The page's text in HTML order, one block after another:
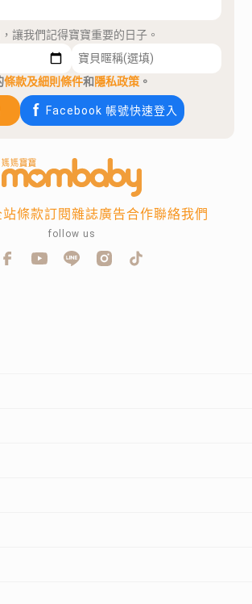
讓我們記得寶寶重要的日子。
條款及細則條件和隱私政策 。
Facebook 帳號快速登入
站條款訂閱雜誌廣告合作聯絡我們
follow us